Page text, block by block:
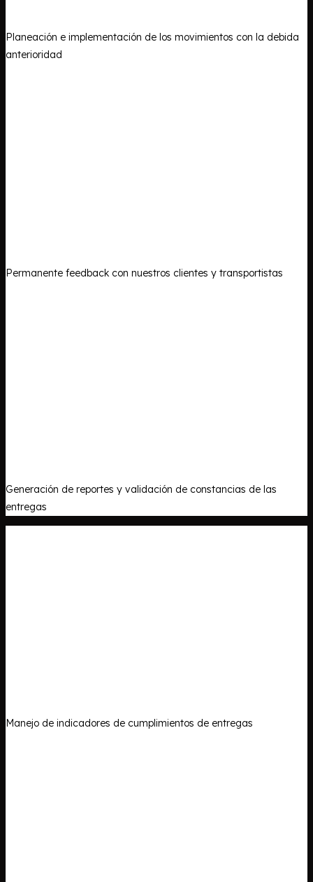
Planeación e implementación de los movimientos con la debida
anterioridad
Permanente feedback con nuestros clientes y transportistas
Generación de reportes y validación de constancias de las
entregas
Manejo de indicadores de cumplimientos de entregas